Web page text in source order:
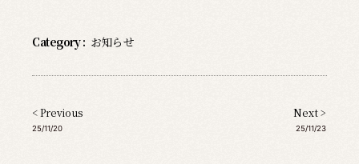
Category : お知らせ
< Previous
25/11/20
Next >
25/11/23